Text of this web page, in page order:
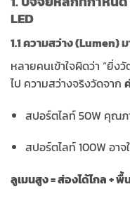
LED
1.1 ความสว่าง (Lumen)
หลายคนเข้าใจผิดว่า “ยิ่ง
ไป ความสว่างจริงวัดจาก
สปอร์ตไลท์ 50W คุณ
สปอร์ตไลท์ 100W อาจ
ลูเมนสูง = ส่องได้ไกล +